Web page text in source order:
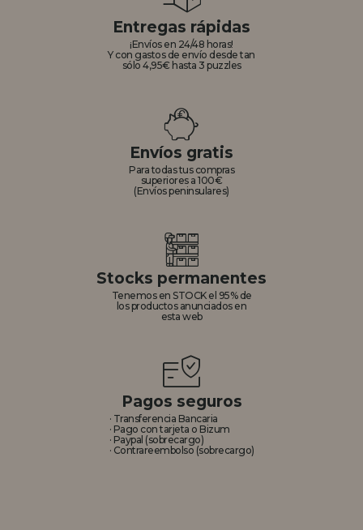
Entregas rápidas
¡Envíos en 24/48 horas!
Y con gastos de envío desde tan
sólo 4,95€ hasta 3 puzzles
Envíos gratis
Para todas tus compras
superiores a 100€
(Envíos peninsulares)
Stocks permanentes
Tenemos en STOCK el 95% de
los productos anunciados en
esta web
Pagos seguros
· Transferencia Bancaria
· Pago con tarjeta o Bizum
· Paypal (sobrecargo)
· Contrareembolso (sobrecargo)